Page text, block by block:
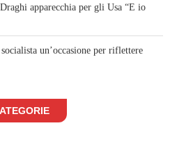
apparecchia per gli Usa “E io
un’occasione per riflettere